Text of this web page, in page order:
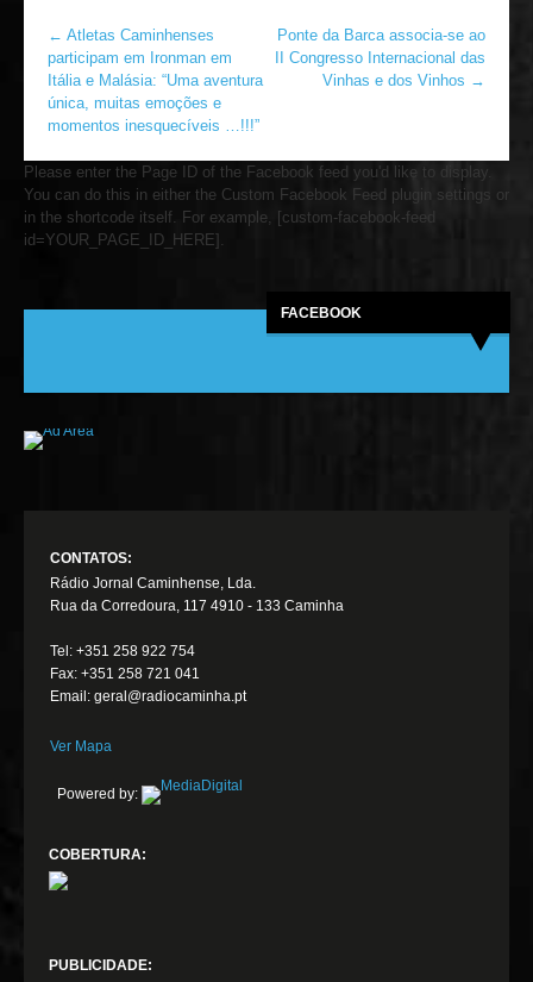
← Atletas Caminhenses
participam em Ironman em
Itália e Malásia: “Uma aventura
única, muitas emoções e
momentos inesquecíveis …!!!”
Ponte da Barca associa-se ao
II Congresso Internacional das
Vinhas e dos Vinhos →
Please enter the Page ID of the Facebook feed you'd like to display.
You can do this in either the Custom Facebook Feed plugin settings or
in the shortcode itself. For example, [custom-facebook-feed
id=YOUR_PAGE_ID_HERE].
FACEBOOK
CONTATOS:
Rádio Jornal Caminhense, Lda.
Rua da Corredoura, 117 4910 - 133 Caminha
Tel: +351 258 922 754
Fax: +351 258 721 041
Email: geral@radiocaminha.pt
Ver Mapa
Powered by:
COBERTURA:
PUBLICIDADE: